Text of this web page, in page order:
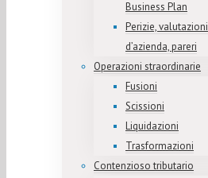
Business Plan
Perizie, valutazioni
d’azienda, pareri
Operazioni straordinarie
Fusioni
Scissioni
Liquidazioni
Trasformazioni
Contenzioso tributario